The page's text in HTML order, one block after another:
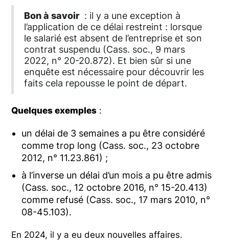
Bon à savoir : il y a une exception à
l’application de ce délai restreint : lorsque
le salarié est absent de l’entreprise et son
contrat suspendu (Cass. soc., 9 mars
2022, n° 20-20.872). Et bien sûr si une
enquête est nécessaire pour découvrir les
faits cela repousse le point de départ.
Quelques exemples :
un délai de 3 semaines a pu être considéré
comme trop long (Cass. soc., 23 octobre
2012, n° 11.23.861) ;
à l’inverse un délai d’un mois a pu être admis
(Cass. soc., 12 octobre 2016, n° 15-20.413)
comme refusé (Cass. soc., 17 mars 2010, n°
08-45.103).
En 2024, il y a eu deux nouvelles affaires.